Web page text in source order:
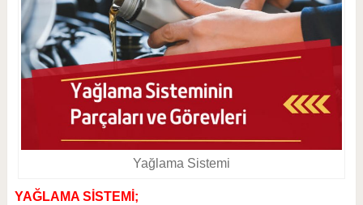
Yağlama Sistemi
YAĞLAMA SİSTEMİ;